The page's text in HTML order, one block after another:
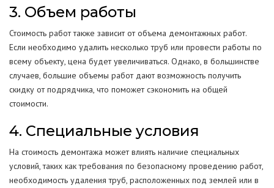
3. Объем работы
Стоимость работ также зависит от объема демонтажных работ.
Если необходимо удалить несколько труб или провести работы по
всему объекту, цена будет увеличиваться. Однако, в большинстве
случаев, большие объемы работ дают возможность получить
скидку от подрядчика, что поможет сэкономить на общей
стоимости.
4. Специальные условия
На стоимость демонтажа может влиять наличие специальных
условий, таких как требования по безопасному проведению работ,
необходимость удаления труб, расположенных под землей или в